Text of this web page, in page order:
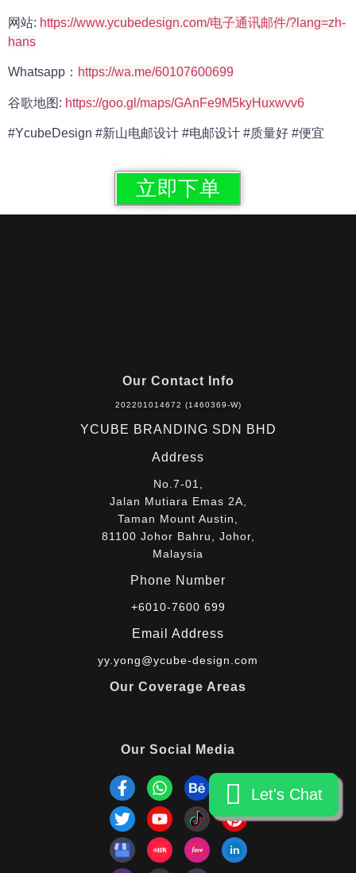
网站: https://www.ycubedesign.com/电子通讯邮件/?lang=zh-
hans
Whatsapp： https://wa.me/60107600699
谷歌地图: https://goo.gl/maps/GAnFe9M5kyHuxwvv6
#YcubeDesign #新山电邮设计 #电邮设计 #质量好 #便宜
立即下单
Our Contact Info
202201014672 (1460369-W)
YCUBE BRANDING SDN BHD
Address
No.7-01,
Jalan Mutiara Emas 2A,
Taman Mount Austin,
81100 Johor Bahru, Johor,
Malaysia
Phone Number
+6010-7600 699
Email Address
yy.yong@ycube-design.com
Our Coverage Areas
Our Social Media
Let's Chat
Let's Chat